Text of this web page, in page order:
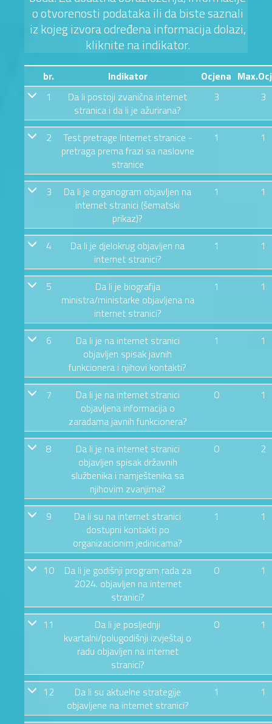
o otvorenosti podataka ili da biste saznali
iz kojeg izvora određena informacija dolazi,
kliknite na indikator.
br. Indikator Ocjena
1
Da li postoji zvanična internet
stranica i da li je ažurirana?
3 3
2
Test pretrage Internet stranice -
pretraga prema frazi sa naslovne
stranice
1 1
3
Da li je organogram objavljen na
internet stranici (šematski
prikaz)?
1 1
4
Da li je djelokrug objavljen na
internet stranici?
1 1
5
Da li je biografija
ministra/ministarke objavljena na
internet stranici?
1 1
6
Da li je na internet stranici
objavljen spisak javnih
funkcionera i njihovi kontakti?
1 1
7
Da li je na internet stranici
objavljena informacija o
zaradama javnih funkcionera?
0 1
8
Da li je na internet stranici
objavljen spisak državnih
službenika i namještenika sa
njihovim zvanjima?
0 2
9
Da li su na internet stranici
dostupni kontakti po
organizacionim jedinicama?
1 1
10
Da li je godišnji program rada za
2024. objavljen na internet
stranici?
0 1
11
Da li je posljednji
kvartalni/polugodišnji izvještaj o
radu objavljen na internet
stranici?
0 1
12
Da li su aktuelne strategije
objavljene na internet stranici?
1 1